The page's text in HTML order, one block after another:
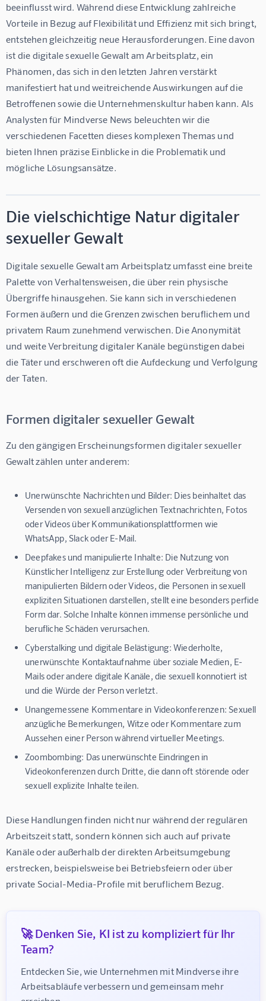
beeinflusst wird. Während diese Entwicklung zahlreiche
Vorteile in Bezug auf Flexibilität und Effizienz mit sich bringt,
entstehen gleichzeitig neue Herausforderungen. Eine davon
ist die digitale sexuelle Gewalt am Arbeitsplatz, ein
Phänomen, das sich in den letzten Jahren verstärkt
manifestiert hat und weitreichende Auswirkungen auf die
Betroffenen sowie die Unternehmenskultur haben kann. Als
Analysten für Mindverse News beleuchten wir die
verschiedenen Facetten dieses komplexen Themas und
bieten Ihnen präzise Einblicke in die Problematik und
mögliche Lösungsansätze.
Die vielschichtige Natur digitaler
sexueller Gewalt
Digitale sexuelle Gewalt am Arbeitsplatz umfasst eine breite
Palette von Verhaltensweisen, die über rein physische
Übergriffe hinausgehen. Sie kann sich in verschiedenen
Formen äußern und die Grenzen zwischen beruflichem und
privatem Raum zunehmend verwischen. Die Anonymität
und weite Verbreitung digitaler Kanäle begünstigen dabei
die Täter und erschweren oft die Aufdeckung und Verfolgung
der Taten.
Formen digitaler sexueller Gewalt
Zu den gängigen Erscheinungsformen digitaler sexueller
Gewalt zählen unter anderem:
Unerwünschte Nachrichten und Bilder: Dies beinhaltet das
Versenden von sexuell anzüglichen Textnachrichten, Fotos
oder Videos über Kommunikationsplattformen wie
WhatsApp, Slack oder E-Mail.
Deepfakes und manipulierte Inhalte: Die Nutzung von
Künstlicher Intelligenz zur Erstellung oder Verbreitung von
manipulierten Bildern oder Videos, die Personen in sexuell
expliziten Situationen darstellen, stellt eine besonders perfide
Form dar. Solche Inhalte können immense persönliche und
berufliche Schäden verursachen.
Cyberstalking und digitale Belästigung: Wiederholte,
unerwünschte Kontaktaufnahme über soziale Medien, E-
Mails oder andere digitale Kanäle, die sexuell konnotiert ist
und die Würde der Person verletzt.
Unangemessene Kommentare in Videokonferenzen: Sexuell
anzügliche Bemerkungen, Witze oder Kommentare zum
Aussehen einer Person während virtueller Meetings.
Zoombombing: Das unerwünschte Eindringen in
Videokonferenzen durch Dritte, die dann oft störende oder
sexuell explizite Inhalte teilen.
Diese Handlungen finden nicht nur während der regulären
Arbeitszeit statt, sondern können sich auch auf private
Kanäle oder außerhalb der direkten Arbeitsumgebung
erstrecken, beispielsweise bei Betriebsfeiern oder über
private Social-Media-Profile mit beruflichem Bezug.
🚀 Denken Sie, KI ist zu kompliziert für Ihr
Team?
Entdecken Sie, wie Unternehmen mit Mindverse ihre
Arbeitsabläufe verbessern und gemeinsam mehr